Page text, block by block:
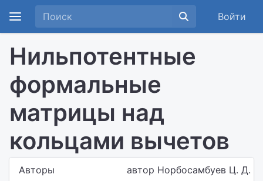
Войти
Нильпотентные
формальные
матрицы над
кольцами вычетов
Авторы автор Норбосамбуев Ц. Д.